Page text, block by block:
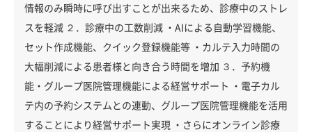
情報のみ瞬時に呼び出すことが出来るため、診療中のストレ
スを軽減 ２．診療中の工数削減 ・AIによる自動学習機能、
セット作成機能、クイック登録機能等 ・カルテ入力時間の
大幅削減による患者様と向き合う時間を増加 ３．予約機
能・グループ医院管理機能による経営サポート ・電子カル
テ内の予約システムとの連動、グループ医院管理機能を活用
することにより経営サポート実現 ・さらにオンライン診療